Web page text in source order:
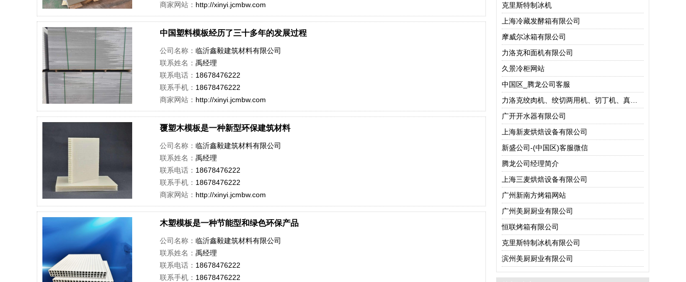
商家网站： http://xinyi.jcmbw.com
中国塑料模板经历了三十多年的发展过程
公司名称： 临沂鑫毅建筑材料有限公司
联系姓名： 禹经理
联系电话： 18678476222
联系手机： 18678476222
商家网站： http://xinyi.jcmbw.com
覆塑木模板是一种新型环保建筑材料
公司名称： 临沂鑫毅建筑材料有限公司
联系姓名： 禹经理
联系电话： 18678476222
联系手机： 18678476222
商家网站： http://xinyi.jcmbw.com
木塑模板是一种节能型和绿色环保产品
公司名称： 临沂鑫毅建筑材料有限公司
联系姓名： 禹经理
联系电话： 18678476222
联系手机： 18678476222
克里斯特制冰机
上海冷藏发酵箱有限公司
摩威尔冰箱有限公司
力洛克和面机有限公司
久景冷柜网站
中国区_腾龙公司客服
广开开水器有限公司
上海新麦烘焙设备有限公司
新盛公司-(中国区)客服微信
腾龙公司经理简介
上海三麦烘焙设备有限公司
广州新南方烤箱网站
广州美厨厨业有限公司
恒联烤箱有限公司
克里斯特制冰机有限公司
滨州美厨厨业有限公司